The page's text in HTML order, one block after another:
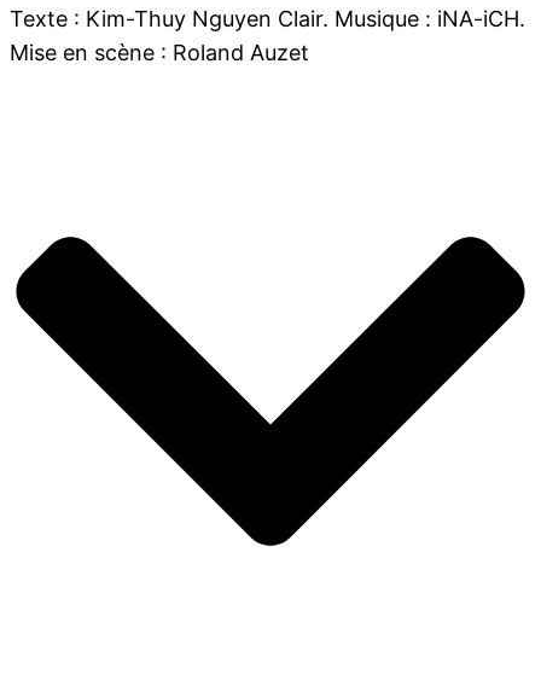
Texte : Kim-Thuy Nguyen Clair. Musique : iNA-iCH.
Mise en scène : Roland Auzet